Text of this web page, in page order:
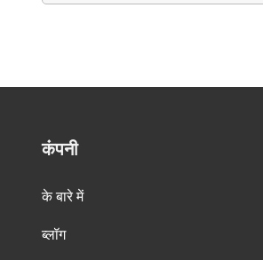
कंपनी
के बारे में
ब्लॉग